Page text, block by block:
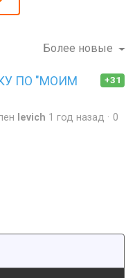
Более новые
+31
ПО "МОИМ
levich 1 год назад
0